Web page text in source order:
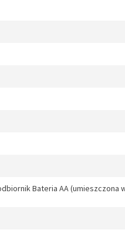
Bateria AA (umieszczona